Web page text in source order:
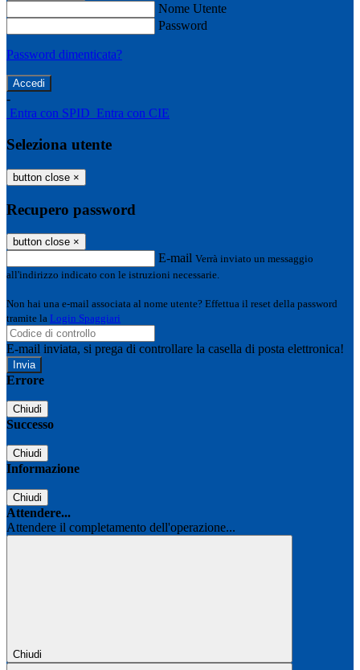
Nome Utente
Password
Password dimenticata?
-
Entra con SPID Entra con CIE
Seleziona utente
button close ×
Recupero password
button close ×
E-mail Verrà inviato un messaggio
all'indirizzo indicato con le istruzioni necessarie.
Non hai una e-mail associata al nome utente? Effettua il reset della password
tramite la Login Spaggiari
E-mail inviata, si prega di controllare la casella di posta elettronica!
Errore
Chiudi
Successo
Chiudi
Informazione
Chiudi
Attendere...
Attendere il completamento dell'operazione...
Chiudi